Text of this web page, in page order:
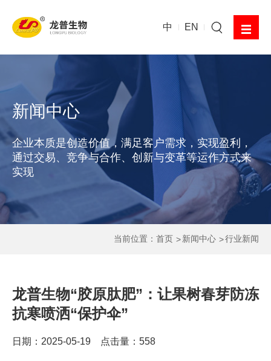
中 EN
新闻中心
企业本质是创造价值，满足客户需求，实现盈利，
通过交易、竞争与合作、创新与变革等运作方式来
实现
当前位置： 首页 新闻中心 行业新闻
龙普生物“胶原肽肥”：让果树春芽防冻
抗寒喷洒“保护伞”
日期：2025-05-19 点击量： 558